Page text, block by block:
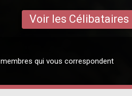
Voir les Célibataires
qui vous correspondent